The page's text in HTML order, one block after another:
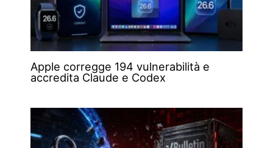
Apple corregge 194 vulnerabilità e
accredita Claude e Codex